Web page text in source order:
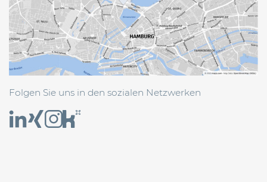
Folgen Sie uns in den sozialen Netzwerken